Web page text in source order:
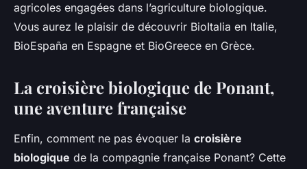
agricoles engagées dans l’agriculture biologique.
Vous aurez le plaisir de découvrir BioItalia en Italie,
BioEspaña en Espagne et BioGreece en Grèce.
La croisière biologique de Ponant,
une aventure française
Enfin, comment ne pas évoquer la croisière
biologique de la compagnie française Ponant? Cette